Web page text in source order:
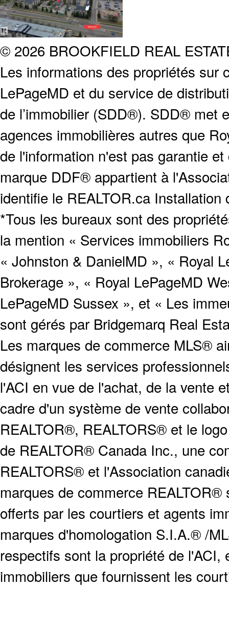
© 2026 BROOKFIELD REAL
Les informations des propriétés sur
LePageMD et du service de
de l’immobilier (SDD®). SDD® met
agences immobilières autres que
de l'information n'est pas garantie
marque DDF® appartient à
identifie le REALTOR.ca
*Tous les bureaux sont des
la mention « Services immobiliers
« Johnston & DanielMD », « Royal
Brokerage », « Royal LePageMD
LePageMD Sussex », et « Les
sont gérés par Bridgemarq Real
Les marques de commerce MLS®
désignent les services
l'ACI en vue de l'achat, de la vente
cadre d'un système de vente
REALTOR®, REALTORS® et le
de REALTOR® Canada Inc., une
REALTORS® et l'Association
marques de commerce
offerts par les courtiers et agents
marques d'homologation S.I.A.® /
respectifs sont la propriété de
immobiliers que fournissent les